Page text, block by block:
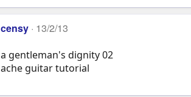
censy 13/2/13
a gentleman's dignity 02
ache guitar tutorial